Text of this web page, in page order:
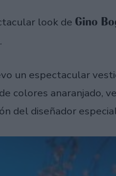
look de Gino
un espectacular
colores anaranjado,
del diseñador